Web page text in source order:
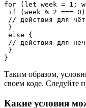
for (let week = 1;
if (week % 2 ===
// действия для
}
else {
// действия для
}
}
Таким образом,
своем коде. Следуйте
Какие условия